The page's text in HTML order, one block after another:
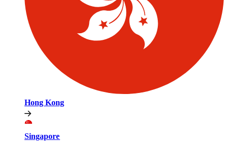
Hong Kong​​
Singapore​​